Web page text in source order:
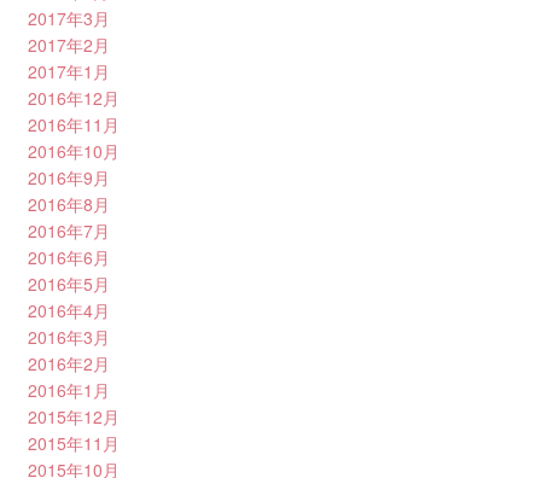
2017年3月
2017年2月
2017年1月
2016年12月
2016年11月
2016年10月
2016年9月
2016年8月
2016年7月
2016年6月
2016年5月
2016年4月
2016年3月
2016年2月
2016年1月
2015年12月
2015年11月
2015年10月